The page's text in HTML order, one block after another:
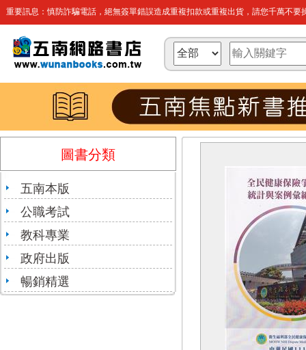
重要訊息：慎防詐騙電話，絕無簽單錯誤造成重複扣款或重複出貨，請您千萬不要
圖書分類
五南本版
公職考試
教科專業
政府出版
暢銷精選